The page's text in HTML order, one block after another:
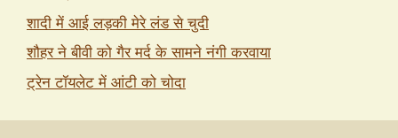
शादी में आई लड़की मेरे लंड से चुदी
शौहर ने बीवी को गैर मर्द के सामने नंगी करवाया
ट्रेन टॉयलेट में आंटी को चोदा